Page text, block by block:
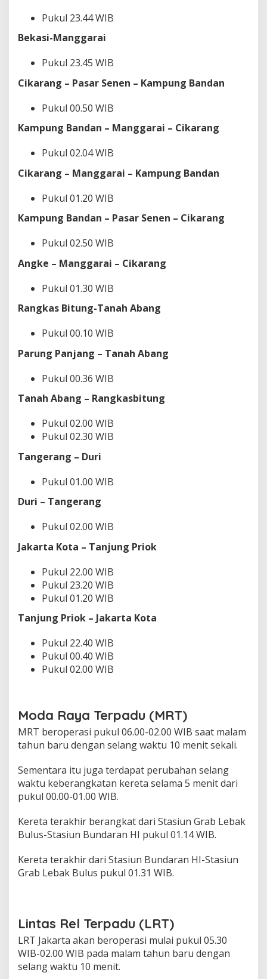
Pukul 23.44 WIB
Bekasi-Manggarai
Pukul 23.45 WIB
Cikarang – Pasar Senen – Kampung Bandan
Pukul 00.50 WIB
Kampung Bandan – Manggarai – Cikarang
Pukul 02.04 WIB
Cikarang – Manggarai – Kampung Bandan
Pukul 01.20 WIB
Kampung Bandan – Pasar Senen – Cikarang
Pukul 02.50 WIB
Angke – Manggarai – Cikarang
Pukul 01.30 WIB
Rangkas Bitung-Tanah Abang
Pukul 00.10 WIB
Parung Panjang – Tanah Abang
Pukul 00.36 WIB
Tanah Abang – Rangkasbitung
Pukul 02.00 WIB
Pukul 02.30 WIB
Tangerang – Duri
Pukul 01.00 WIB
Duri – Tangerang
Pukul 02.00 WIB
Jakarta Kota – Tanjung Priok
Pukul 22.00 WIB
Pukul 23.20 WIB
Pukul 01.20 WIB
Tanjung Priok – Jakarta Kota
Pukul 22.40 WIB
Pukul 00.40 WIB
Pukul 02.00 WIB
Moda Raya Terpadu (MRT)
MRT beroperasi pukul 06.00-02.00 WIB saat malam
tahun baru dengan selang waktu 10 menit sekali.
Sementara itu juga terdapat perubahan selang
waktu keberangkatan kereta selama 5 menit dari
pukul 00.00-01.00 WIB.
Kereta terakhir berangkat dari Stasiun Grab Lebak
Bulus-Stasiun Bundaran HI pukul 01.14 WIB.
Kereta terakhir dari Stasiun Bundaran HI-Stasiun
Grab Lebak Bulus pukul 01.31 WIB.
Lintas Rel Terpadu (LRT)
LRT Jakarta akan beroperasi mulai pukul 05.30
WIB-02.00 WIB pada malam tahun baru dengan
selang waktu 10 menit.